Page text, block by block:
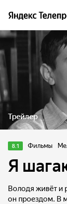
Трейлер
8.1 Фильмы
Я
Володя живёт и
он проездом. В